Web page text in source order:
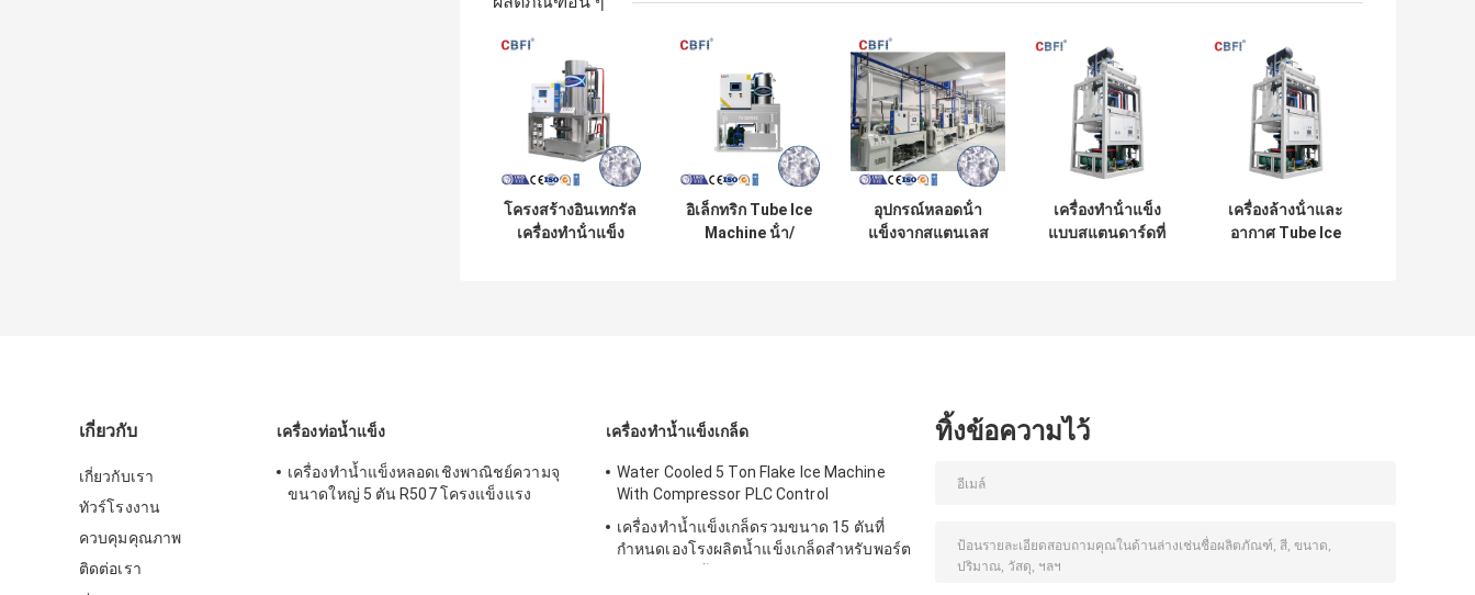
โครงสร้างอินเทกรัล
เครื่องทําน้ําแข็ง
อิเล็กทริก Tube Ice
Machine น้ํา/
อุปกรณ์หลอดน้ํา
แข็งจากสแตนเลส
เครื่องทําน้ําแข็ง
แบบสแตนดาร์ดที่
เครื่องล้างน้ําและ
อากาศ Tube Ice
เกี่ยวกับ
เกี่ยวกับเรา
ทัวร์โรงงาน
ควบคุมคุณภาพ
ติดต่อเรา
เครื่องท่อน้ำแข็ง
เครื่องทำน้ำแข็งหลอดเชิงพาณิชย์ความจุ
ขนาดใหญ่ 5 ตัน R507 โครงแข็งแรง
เครื่องทำน้ำแข็งเกล็ด
Water Cooled 5 Ton Flake Ice Machine
With Compressor PLC Control
เครื่องทำน้ำแข็งเกล็ดรวมขนาด 15 ตันที่
กำหนดเองโรงผลิตน้ำแข็งเกล็ดสำหรับพอร์ต
ทิ้งข้อความไว้